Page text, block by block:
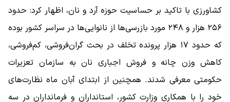
کشاورزی با تاکید بر حساسیت حوزه آرد و نان، اظهار کرد: حدود
۲۵۶ هزار و ۲۴۸ مورد بازرسی‌ها از نانوایی‌ها در سراسر کشور بوده
که حدود ۱۷ هزار پرونده تخلف در بحث گران‌فروشی، کم‌فروشی،
کاهش وزن چانه و فروش اجباری نان به سازمان تعزیرات
حکومتی معرفی شدند. همچنین از ابتدای آبان ماه نظارت‌های
خود را با همکاری وزارت کشور، استانداران و فرمانداران در سه